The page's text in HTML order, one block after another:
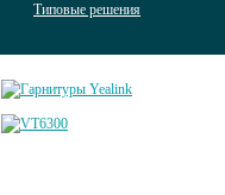
Типовые решения